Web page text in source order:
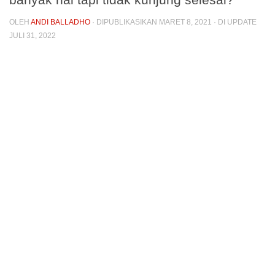
OLEH ANDI BALLADHO · DIPUBLIKASIKAN MARET 8, 2021 · DI UPDATE
JULI 31, 2022